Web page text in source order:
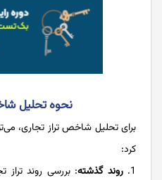
نحوه تحلیل
برای تحلیل شاخص تراز تجاری،
کرد:
1. روند گذشته: بررسی روند تراز